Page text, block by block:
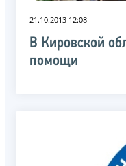
21.10.2013 12:08
В Кировской
помощи